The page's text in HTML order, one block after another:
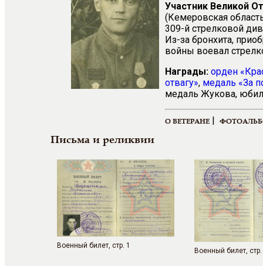
Участник Великой
(Кемеровская
309-й стрелковой
Из-за бронхита,
войны воевал
Награды: орден
отвагу», медаль «За
медаль Жукова,
О ВЕТЕРАНЕ |
Письма и реликвии
Военный билет, стр. 1
Военный билет, стр.